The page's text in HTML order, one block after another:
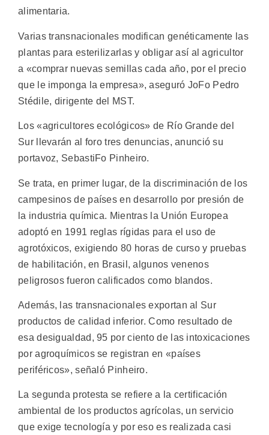
alimentaria.
Varias transnacionales modifican genéticamente las
plantas para esterilizarlas y obligar así al agricultor
a «comprar nuevas semillas cada año, por el precio
que le imponga la empresa», aseguró JoFo Pedro
Stédile, dirigente del MST.
Los «agricultores ecológicos» de Río Grande del
Sur llevarán al foro tres denuncias, anunció su
portavoz, SebastiFo Pinheiro.
Se trata, en primer lugar, de la discriminación de los
campesinos de países en desarrollo por presión de
la industria química. Mientras la Unión Europea
adoptó en 1991 reglas rígidas para el uso de
agrotóxicos, exigiendo 80 horas de curso y pruebas
de habilitación, en Brasil, algunos venenos
peligrosos fueron calificados como blandos.
Además, las transnacionales exportan al Sur
productos de calidad inferior. Como resultado de
esa desigualdad, 95 por ciento de las intoxicaciones
por agroquímicos se registran en «países
periféricos», señaló Pinheiro.
La segunda protesta se refiere a la certificación
ambiental de los productos agrícolas, un servicio
que exige tecnología y por eso es realizada casi